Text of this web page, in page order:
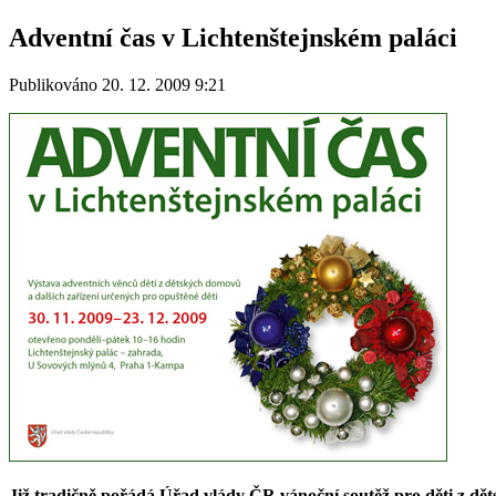
Adventní čas v Lichtenštejnském paláci
Publikováno 20. 12. 2009 9:21